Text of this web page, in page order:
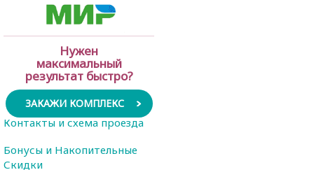
Нужен
максимальный
результат быстро?
ЗАКАЖИ КОМПЛЕКС
Контакты и схема проезда
Бонусы и Накопительные
Скидки